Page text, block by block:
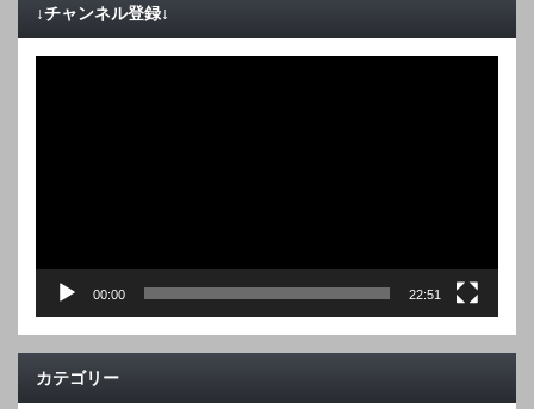
↓チャンネル登録↓
00:00 22:51
カテゴリー